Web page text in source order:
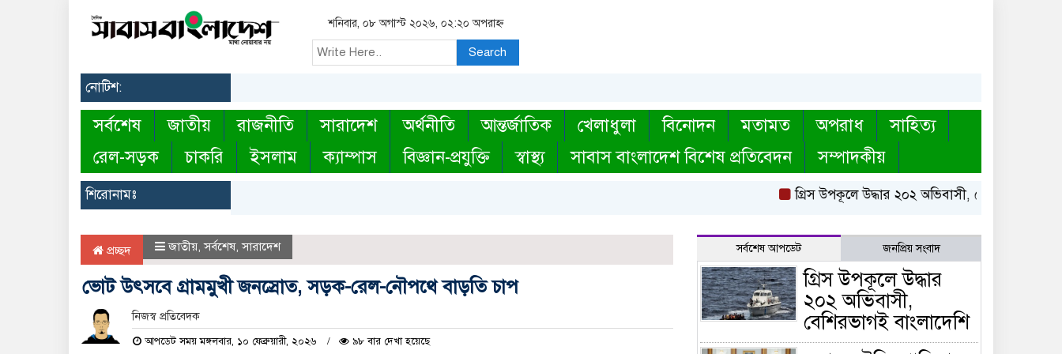
শনিবার, ০৮ অগাস্ট ২০২৬, ০২:২০ অপরাহ্ন
Search
নোটিশ:
সর্বশেষ জাতীয় রাজনীতি সারাদেশ অর্থনীতি আন্তর্জাতিক খেলাধুলা বিনোদন মতামত অপরাধ
সাহিত্য
রেল-সড়ক
চাকরি ইসলাম ক্যাম্পাস বিজ্ঞান-প্রযুক্তি স্বাস্থ্য সাবাস বাংলাদেশ বিশেষ প্রতিবেদন সম্পাদকীয়
শিরোনামঃ গ্রিস উপকূলে উদ্ধার ২০২ অভিবাসী, বেশিরভাগই
প্রচ্ছদ জাতীয়,সর্বশেষ,সারাদেশ
ভোট উৎসবে গ্রামমুখী জনস্রোত, সড়ক-রেল-নৌপথে বাড়তি চাপ
নিজস্ব প্রতিবেদক
আপডেট সময় মঙ্গলবার, ১০ ফেব্রুয়ারী, ২০২৬ ৯৮ বার দেখা হয়েছে
সর্বশেষ আপডেট জনপ্রিয় সংবাদ
গ্রিস উপকূলে উদ্ধার
২০২ অভিবাসী,
বেশিরভাগই বাংলাদেশি